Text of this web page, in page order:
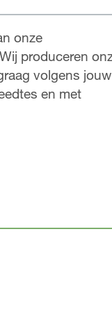
onze
produceren
volgens jouw
en met